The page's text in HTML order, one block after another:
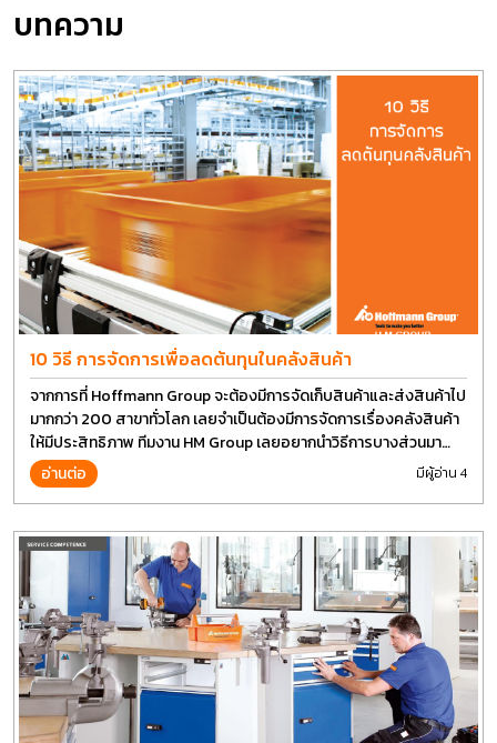
บทความ
10 วิธี การจัดการเพื่อลดต้นทุนในคลังสินค้า
จากการที่ Hoffmann Group จะต้องมีการจัดเก็บสินค้าและส่งสินค้าไป
มากกว่า 200 สาขาทั่วโลก เลยจำเป็นต้องมีการจัดการเรื่องคลังสินค้า
ให้มีประสิทธิภาพ ทีมงาน HM Group เลยอยากนำวิธีการบางส่วนมา
แบ่งปันกัน
อ่านต่อ มีผู้อ่าน 4